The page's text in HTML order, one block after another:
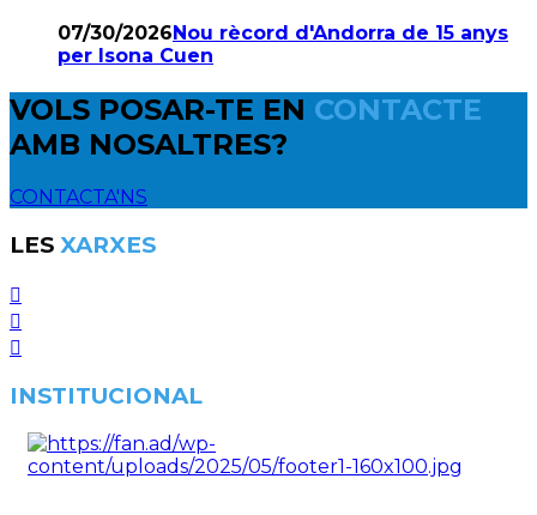
07/30/2026Nou rècord d'Andorra de 15 anys
per Isona Cuen
VOLS POSAR-TE EN CONTACTE
AMB NOSALTRES?
CONTACTA'NS
LES XARXES
INSTITUCIONAL